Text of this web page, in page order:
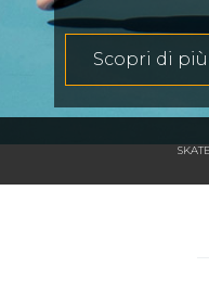
Scopri di più